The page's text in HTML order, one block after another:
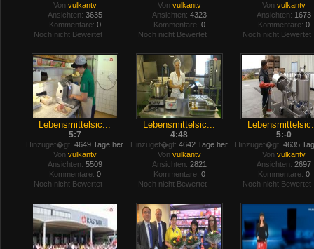
Von vulkantv
Ansichten: 3635
Kommentare: 0
Noch nicht Bewertet
Von vulkantv
Ansichten: 4323
Kommentare: 0
Noch nicht Bewertet
Von vulkantv
Ansichten: 1673
Kommentare: 0
Noch nicht Bewertet
Lebensmittelsic...
5:7
Hinzugef�gt: 4649 Tage her
Von vulkantv
Ansichten: 5509
Kommentare: 0
Noch nicht Bewertet
Lebensmittelsic...
4:48
Hinzugef�gt: 4642 Tage her
Von vulkantv
Ansichten: 2821
Kommentare: 0
Noch nicht Bewertet
5:-0
Hinzugef�gt: 4635
Von vulkantv
Ansichten: 2697
Kommentare: 0
Noch nicht Bewertet